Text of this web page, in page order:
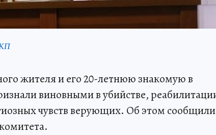
жителя и его 20-летнюю знакомую в
виновными в убийстве,
чувств верующих. Об этом